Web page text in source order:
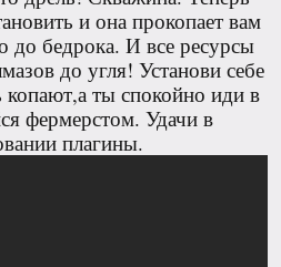
и она прокопает вам
бедрока. И все ресурсы
до угля! Установи себе
ты спокойно иди в
фермерстом. Удачи в
плагины.